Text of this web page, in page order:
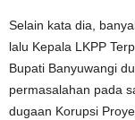
Selain kata dia,
lalu Kepala LKPP
Bupati Banyuwangi
permasalahan pada
dugaan Korupsi